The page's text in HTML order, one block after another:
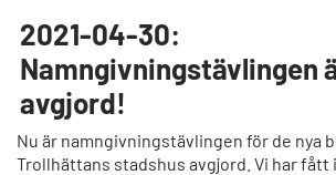
2021-04-30:
Namngivningstävlingen
avgjord!
Nu är namngivningstävlingen för de nya
Trollhättans stadshus avgjord. Vi har fått